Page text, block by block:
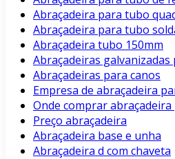
Abraçadeira para tubo
Abraçadeira para tubo
Abraçadeira tubo 150mm
Abraçadeiras
Abraçadeiras para canos
Empresa de abraçadeira
Onde comprar
Preço abraçadeira
Abraçadeira base e unha
Abraçadeira d com chaveta